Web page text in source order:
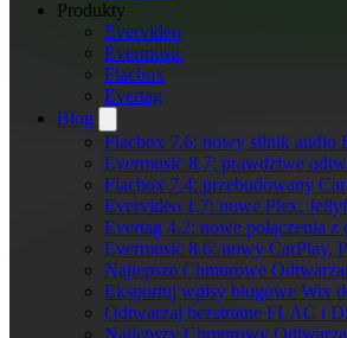
Produkty
Evervideo
Evermusic
Flacbox
Evertag
Blog
Flacbox 7.6: nowy silnik audio
Evermusic 8.7: prawdziwe
Flacbox 7.4: przebudowany
Evervideo 1.7: nowe Plex,
Evertag 4.2: nowe połączenia
Evermusic 8.6: nowy CarPlay,
Najlepsze Chmurowe
Eksportuj wpisy blogowe Wix
Odtwarzaj bezstratne FLAC i
Najlepszy Chmurowy